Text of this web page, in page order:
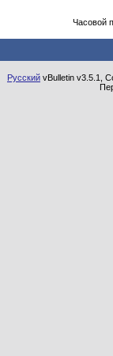
Часовой
Русский vBulletin v3.5.1,